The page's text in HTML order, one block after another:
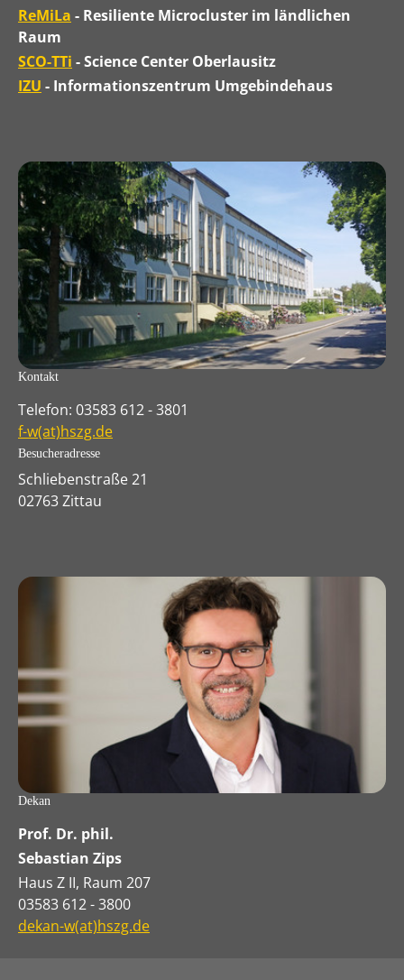
ReMiLa - Resiliente Microcluster im ländlichen
Raum
SCO-TTi - Science Center Oberlausitz
IZU - Informationszentrum Umgebindehaus
Kontakt
Telefon: 03583 612 - 3801
f-w(at)hszg.de
Besucheradresse
Schliebenstraße 21
02763 Zittau
Dekan
Prof. Dr. phil.
Sebastian Zips
Haus Z II, Raum 207
03583 612 - 3800
dekan-w(at)hszg.de